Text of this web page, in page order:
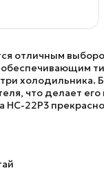
отличным
холодильника.
что делает
НС-22P3